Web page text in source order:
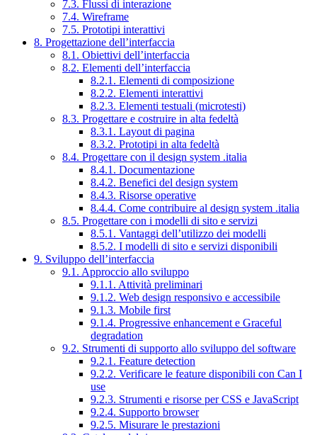
7.3. Flussi di interazione
7.4. Wireframe
7.5. Prototipi interattivi
8. Progettazione dell’interfaccia
8.1. Obiettivi dell’interfaccia
8.2. Elementi dell’interfaccia
8.2.1. Elementi di composizione
8.2.2. Elementi interattivi
8.2.3. Elementi testuali (microtesti)
8.3. Progettare e costruire in alta fedeltà
8.3.1. Layout di pagina
8.3.2. Prototipi in alta fedeltà
8.4. Progettare con il design system .italia
8.4.1. Documentazione
8.4.2. Benefici del design system
8.4.3. Risorse operative
8.4.4. Come contribuire al design system .italia
8.5. Progettare con i modelli di sito e servizi
8.5.1. Vantaggi dell’utilizzo dei modelli
8.5.2. I modelli di sito e servizi disponibili
9. Sviluppo dell’interfaccia
9.1. Approccio allo sviluppo
9.1.1. Attività preliminari
9.1.2. Web design responsivo e accessibile
9.1.3. Mobile first
9.1.4. Progressive enhancement e Graceful
degradation
9.2. Strumenti di supporto allo sviluppo del software
9.2.1. Feature detection
9.2.2. Verificare le feature disponibili con Can I
use
9.2.3. Strumenti e risorse per CSS e JavaScript
9.2.4. Supporto browser
9.2.5. Misurare le prestazioni